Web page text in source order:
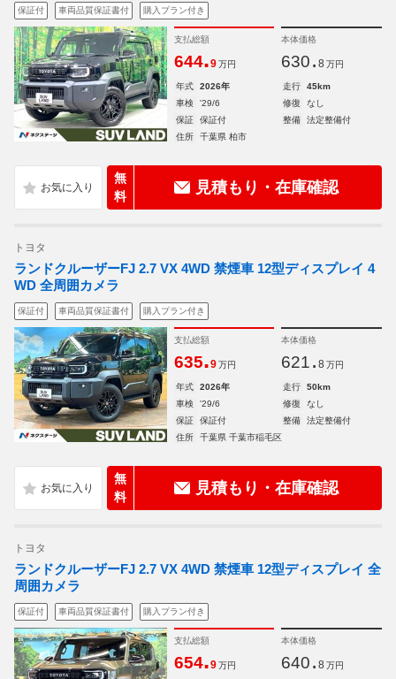
保証付 車両品質保証書付 購入プラン付き
支払総額
644.9 万円
本体価格
630. 8 万円
年式 2026年 走行
45km
車検
'29/6 修復
なし
保証
保証付 整備
法定整備付
住所
千葉県 柏市
無
料
見積もり・在庫確認
トヨタ
ランドクルーザーFJ 2.7 VX 4WD 禁煙車 12型ディスプレイ 4
WD 全周囲カメラ
保証付 車両品質保証書付 購入プラン付き
支払総額
635.9 万円
本体価格
621. 8 万円
年式 2026年 走行
50km
車検
'29/6 修復
なし
保証
保証付 整備
法定整備付
住所
千葉県 千葉市稲毛区
無
料
見積もり・在庫確認
トヨタ
ランドクルーザーFJ 2.7 VX 4WD 禁煙車 12型ディスプレイ 全
周囲カメラ
保証付 車両品質保証書付 購入プラン付き
支払総額
654.9 万円
本体価格
640. 8 万円